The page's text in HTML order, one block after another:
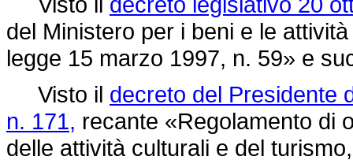
del Ministero per i beni e le
legge 15 marzo 1997, n. 59» e
Visto il decreto del Presidente
n. 171, recante «Regolamento di
delle attività culturali e del